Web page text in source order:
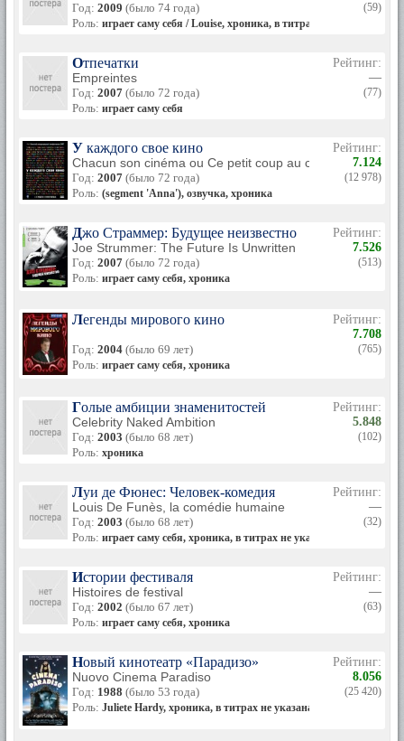
Год: 2009 (было 74 года)
Роль: играет саму себя / Louise, хроника, в титрах не указана
(59)
Отпечатки
Empreintes
Год: 2007 (было 72 года)
Роль: играет саму себя
Рейтинг:
—
(77)
У каждого свое кино
Chacun son cinéma ou Ce petit coup au coeur quand la
Год: 2007 (было 72 года)
Роль: (segment 'Anna'), озвучка, хроника
Рейтинг:
7.124
(12 978)
Джо Страммер: Будущее неизвестно
Joe Strummer: The Future Is Unwritten
Год: 2007 (было 72 года)
Роль: играет саму себя, хроника
Рейтинг:
7.526
(513)
Легенды мирового кино
Год: 2004 (было 69 лет)
Роль: играет саму себя, хроника
Рейтинг:
7.708
(765)
Голые амбиции знаменитостей
Celebrity Naked Ambition
Год: 2003 (было 68 лет)
Роль: хроника
Рейтинг:
5.848
(102)
Луи де Фюнес: Человек-комедия
Louis De Funès, la comédie humaine
Год: 2003 (было 68 лет)
Роль: играет саму себя, хроника, в титрах не указана
Рейтинг:
—
(32)
Истории фестиваля
Histoires de festival
Год: 2002 (было 67 лет)
Роль: играет саму себя, хроника
Рейтинг:
—
(63)
Новый кинотеатр «Парадизо»
Nuovo Cinema Paradiso
Год: 1988 (было 53 года)
Роль: Juliete Hardy, хроника, в титрах не указана
Рейтинг:
8.056
(25 420)